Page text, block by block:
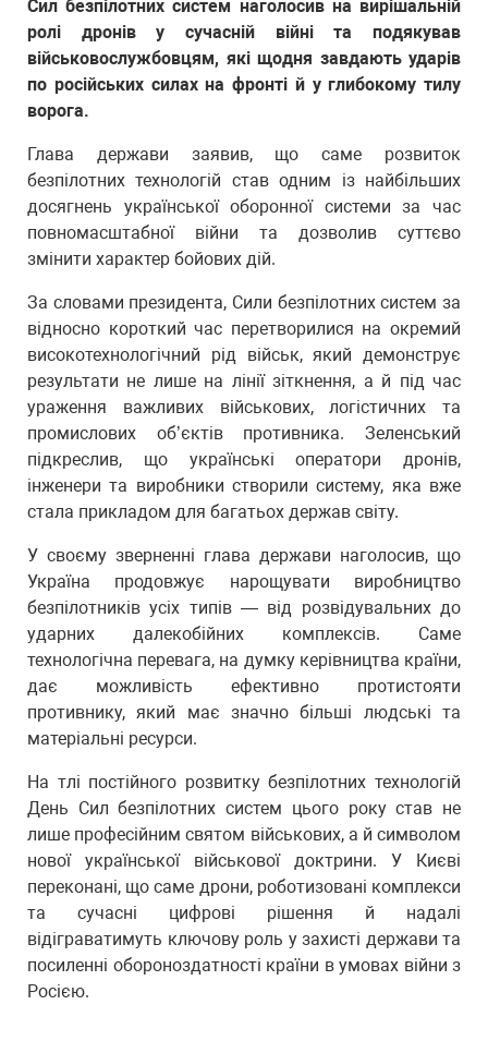
Сил безпілотних систем наголосив на вирішальній
ролі дронів у сучасній війні та подякував
військовослужбовцям, які щодня завдають ударів
по російських силах на фронті й у глибокому тилу
ворога.
Глава держави заявив, що саме розвиток
безпілотних технологій став одним із найбільших
досягнень української оборонної системи за час
повномасштабної війни та дозволив суттєво
змінити характер бойових дій.
За словами президента, Сили безпілотних систем за
відносно короткий час перетворилися на окремий
високотехнологічний рід військ, який демонструє
результати не лише на лінії зіткнення, а й під час
ураження важливих військових, логістичних та
промислових об’єктів противника. Зеленський
підкреслив, що українські оператори дронів,
інженери та виробники створили систему, яка вже
стала прикладом для багатьох держав світу.
У своєму зверненні глава держави наголосив, що
Україна продовжує нарощувати виробництво
безпілотників усіх типів — від розвідувальних до
ударних далекобійних комплексів. Саме
технологічна перевага, на думку керівництва країни,
дає можливість ефективно протистояти
противнику, який має значно більші людські та
матеріальні ресурси.
На тлі постійного розвитку безпілотних технологій
День Сил безпілотних систем цього року став не
лише професійним святом військових, а й символом
нової української військової доктрини. У Києві
переконані, що саме дрони, роботизовані комплекси
та сучасні цифрові рішення й надалі
відіграватимуть ключову роль у захисті держави та
посиленні обороноздатності країни в умовах війни з
Росією.